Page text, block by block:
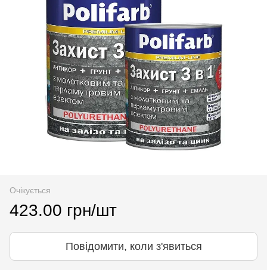
Очікується
423.00 грн/шт
Повідомити, коли з'явиться